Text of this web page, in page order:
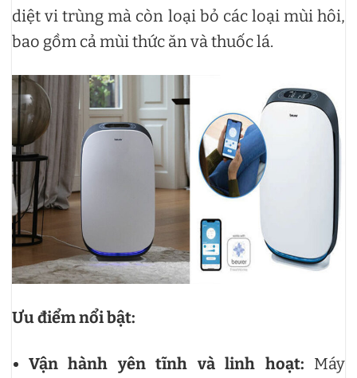
diệt vi trùng mà còn loại bỏ các loại mùi hôi,
bao gồm cả mùi thức ăn và thuốc lá.
Ưu điểm nổi bật:
Vận hành yên tĩnh và linh hoạt: Máy